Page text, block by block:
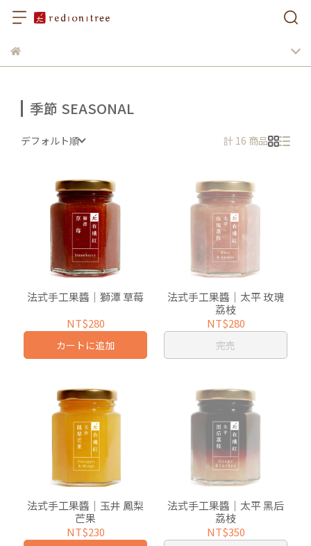
季節 SEASONAL
デフォルト順 計 16 商品
法式手工果醬｜獅潭 草莓
NT$280
カートに追加
法式手工果醬｜太平 玫瑰
荔枝
NT$280
完売
法式手工果醬｜玉井 鳳梨
芒果
NT$230
法式手工果醬｜太平 黑后
荔枝
NT$350